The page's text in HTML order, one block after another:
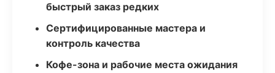
быстрый заказ редких
Сертифицированные мастера и
контроль качества
Кофе-зона и рабочие места ожидания